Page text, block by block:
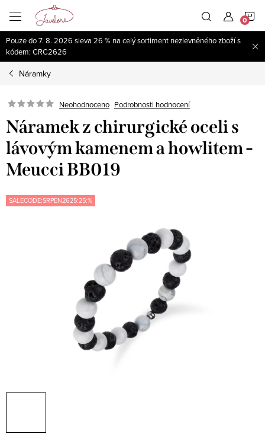
obsah
Pouze do 7. 8. 2026 sleva 26 % na celý sortiment nezlevněného zboží s
kódem: CRC2626
Náramky
Neohodnoceno Podrobnosti hodnocení
Náramek z chirurgické oceli s
lávovým kamenem a howlitem -
Meucci BB019
SALECODE:SRPEN2625:25:%